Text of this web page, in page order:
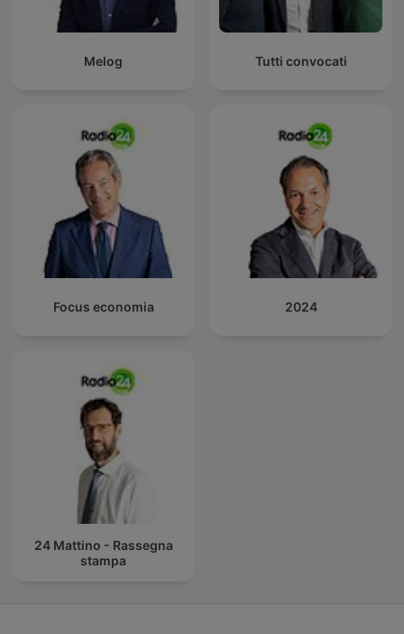
Melog Tutti convocati
Focus economia 2024
24 Mattino - Rassegna
stampa